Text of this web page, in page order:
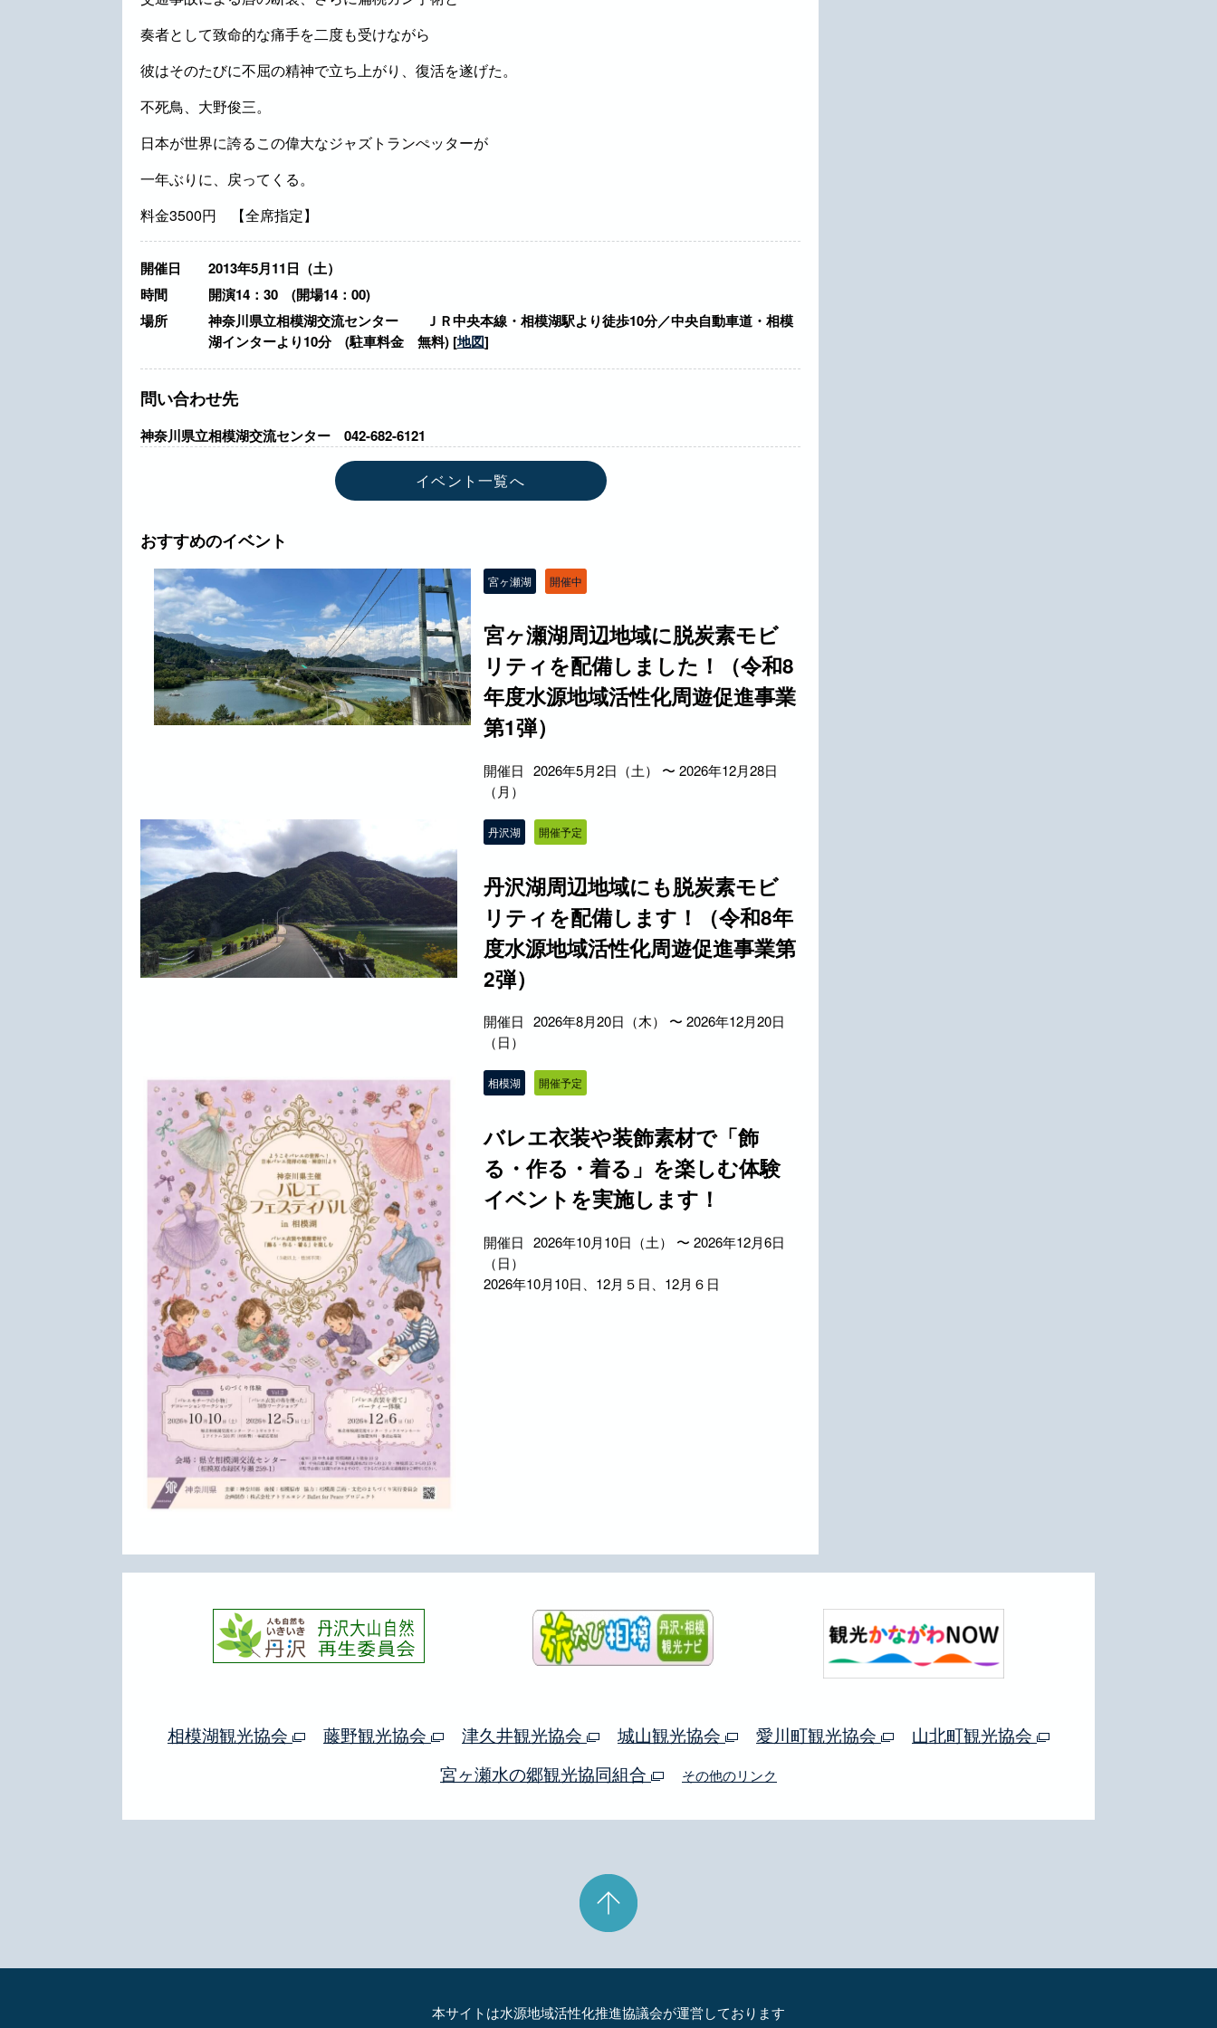
奏者として致命的な痛手を二度も受けながら
彼はそのたびに不屈の精神で立ち上がり、復活を遂げた。
不死鳥、大野俊三。
日本が世界に誇るこの偉大なジャズトランぺッターが
一年ぶりに、戻ってくる。
料金3500円 【全席指定】
開催日
2013年5月11日（土）
時間
開演14：30 (開場14：00)
場所
神奈川県立相模湖交流センター ＪＲ中央本線・相模湖駅より徒歩10分／中央自動車道・相模
湖インターより10分 (駐車料金 無料) [地図]
問い合わせ先
神奈川県立相模湖交流センター 042-682-6121
イベント一覧へ
おすすめのイベント
宮ヶ瀬湖 開催中
宮ヶ瀬湖周辺地域に脱炭素モビ
リティを配備しました！（令和8
年度水源地域活性化周遊促進事業
第1弾）
開催日 2026年5月2日（土） 〜 2026年12月28日
（月）
丹沢湖 開催予定
丹沢湖周辺地域にも脱炭素モビ
リティを配備します！（令和8年
度水源地域活性化周遊促進事業第
2弾）
開催日 2026年8月20日（木） 〜 2026年12月20日
（日）
相模湖 開催予定
バレエ衣装や装飾素材で「飾
る・作る・着る」を楽しむ体験
イベントを実施します！
開催日 2026年10月10日（土） 〜 2026年12月6日
（日）
2026年10月10日、12月５日、12月６日
相模湖観光協会 藤野観光協会 津久井観光協会 城山観光協会 愛川町観光協会
山北町観光協会
宮ヶ瀬水の郷観光協同組合
その他のリンク
本サイトは水源地域活性化推進協議会が運営しております